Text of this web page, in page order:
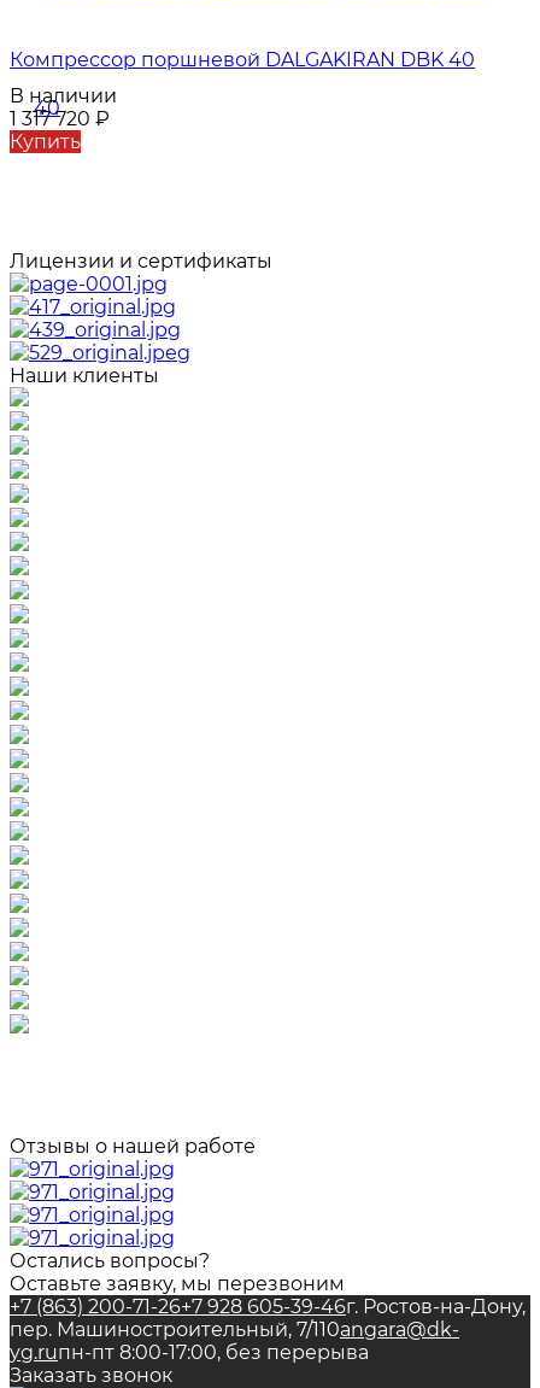
Компрессор поршневой DALGAKIRAN DBK 40
В наличии
1 317 720 ₽
Купить
Лицензии и сертификаты
Наши клиенты
Отзывы о нашей работе
Остались вопросы?
Оставьте заявку, мы перезвоним
+7 (863) 200-71-26+7 928 605-39-46г. Ростов-на-Дону,
пер. Машиностроительный, 7/110angara@dk-
yg.ruпн-пт 8:00-17:00, без перерыва
Заказать звонок